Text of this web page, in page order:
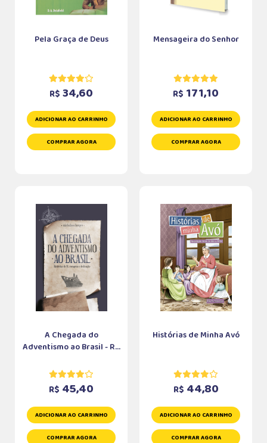
Pela Graça de Deus
R$ 34,60
ADICIONAR AO CARRINHO
COMPRAR AGORA
Mensageira do Senhor
R$ 171,10
ADICIONAR AO CARRINHO
COMPRAR AGORA
A Chegada do
Adventismo ao Brasil - R...
R$ 45,40
ADICIONAR AO CARRINHO
COMPRAR AGORA
Histórias de Minha Avó
R$ 44,80
ADICIONAR AO CARRINHO
COMPRAR AGORA